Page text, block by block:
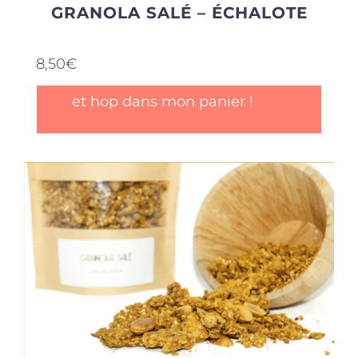
GRANOLA SALÉ – ÉCHALOTE
8,50€
et hop dans mon panier !